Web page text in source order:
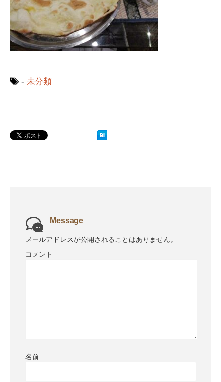
- 未分類
Message
メールアドレスが公開されることはありません。
コメント
名前